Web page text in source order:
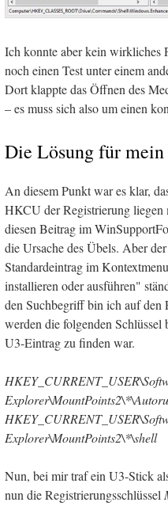
Ich konnte aber kein wirkliches
noch einen Test unter einem
Dort klappte das Öffnen des
– es muss sich also um einen
Die Lösung für mein
An diesem Punkt war es klar,
HKCU der Registrierung liegen
diesen Beitrag im
die Ursache des Übels. Aber
Standardeintrag im
installieren oder ausführen"
den Suchbegriff bin ich auf den
werden die folgenden Schlüssel
U3-Eintrag zu finden war.
Explorer\MountPoints2\*\shell
Nun, bei mir traf ein U3-Stick
nun die Registrierungsschlüssel